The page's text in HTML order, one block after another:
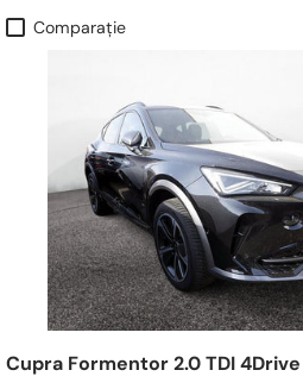
Comparaţie
Cupra Formentor 2.0 TDI 4Drive